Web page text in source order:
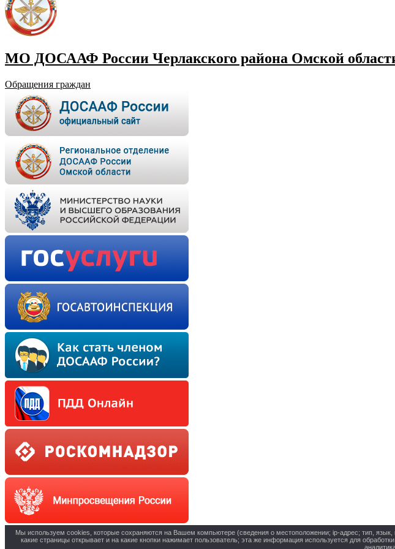
МО ДОСААФ России Черлакского района Омской
Обращения граждан
Мы используем cookies, которые сохраняются на Вашем компьютере (сведения о местоположении; ip-адрес; тип,
какие страницы открывает и на какие кнопки нажимает пользователь; эта же информация используется для